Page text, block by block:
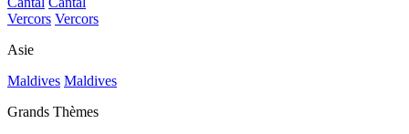
Vercors Vercors
Asie
Maldives Maldives
Grands Thèmes